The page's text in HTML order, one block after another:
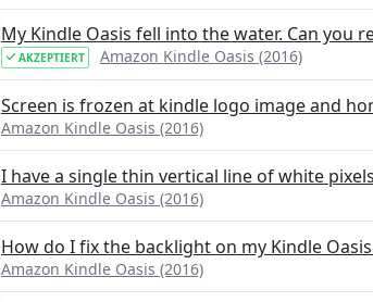
My Kindle Oasis fell into the water. Can you
AKZEPTIERT Amazon Kindle Oasis (2016)
Screen is frozen at kindle logo image and
Amazon Kindle Oasis (2016)
I have a single thin vertical line of white
Amazon Kindle Oasis (2016)
How do I fix the backlight on my Kindle Oasis
Amazon Kindle Oasis (2016)